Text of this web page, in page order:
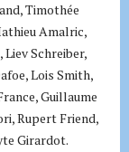
Timothée
Amalric,
Schreiber,
Lois Smith,
Guillaume
Rupert Friend,
Girardot.